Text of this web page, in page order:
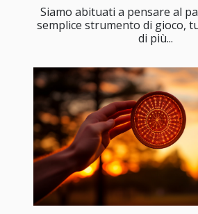
Siamo abituati a pensare al
semplice strumento di gioco,
di più...